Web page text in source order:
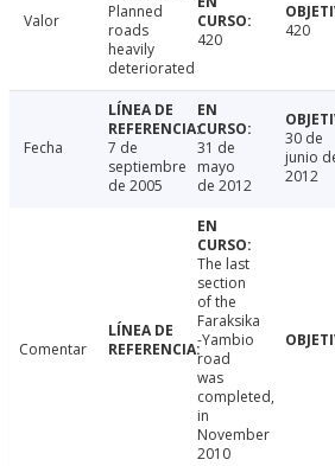
Valor
Planned
roads
heavily
deteriorated
420 420
Fecha
7 de
septiembre
de 2005
31 de
mayo
de 2012
30 de
junio
2012
Comentar
The last
section
of the
Faraksika
-Yambio
road
was
completed,
in
November
2010